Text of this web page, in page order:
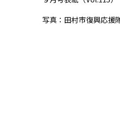
写真：田村市復興応援